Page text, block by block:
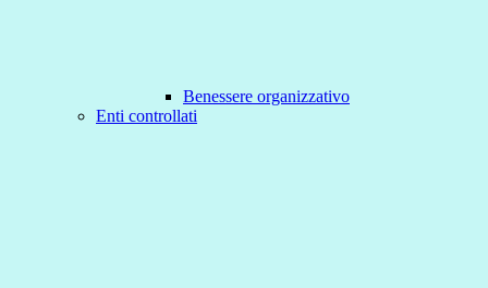
Benessere organizzativo
Enti controllati